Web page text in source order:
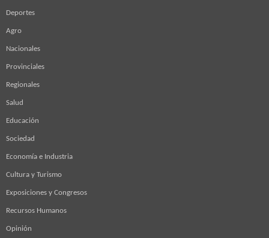
Deportes
Agro
Nacionales
Provinciales
Regionales
Salud
Educación
Sociedad
Economía e Industria
Cultura y Turismo
Exposiciones y Congresos
Recursos Humanos
Opinión